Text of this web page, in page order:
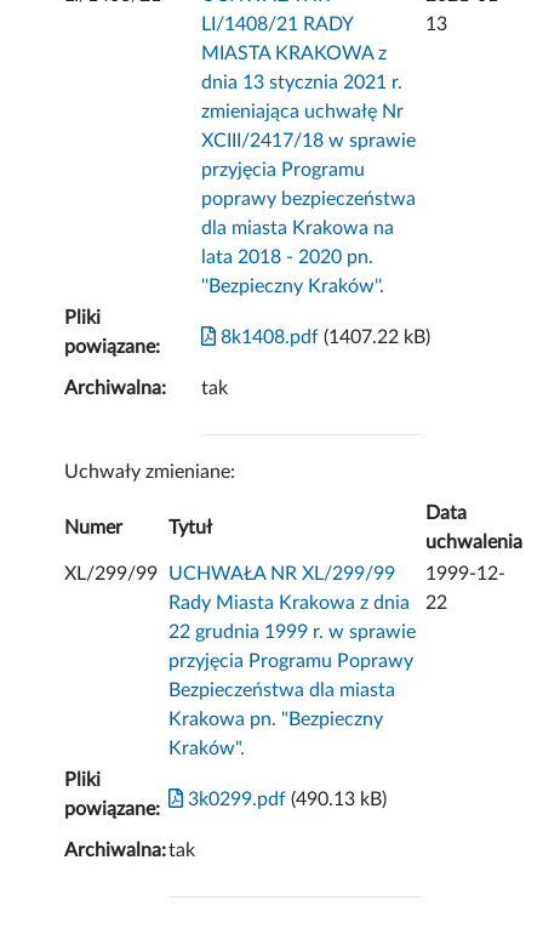
LI/1408/21 RADY
MIASTA KRAKOWA z
dnia 13 stycznia 2021 r.
zmieniająca uchwałę Nr
XCIII/2417/18 w sprawie
przyjęcia Programu
poprawy bezpieczeństwa
dla miasta Krakowa na
lata 2018 - 2020 pn.
''Bezpieczny Kraków''.
13
Pliki
powiązane:
8k1408.pdf (1407.22 kB)
Archiwalna: tak
Uchwały zmieniane:
Numer Tytuł
Data
uchwalenia
XL/299/99
UCHWAŁA NR XL/299/99
Rady Miasta Krakowa z dnia
22 grudnia 1999 r. w sprawie
przyjęcia Programu Poprawy
Bezpieczeństwa dla miasta
Krakowa pn. "Bezpieczny
Kraków".
1999-12-
22
Pliki
powiązane:
3k0299.pdf (490.13 kB)
Archiwalna:tak